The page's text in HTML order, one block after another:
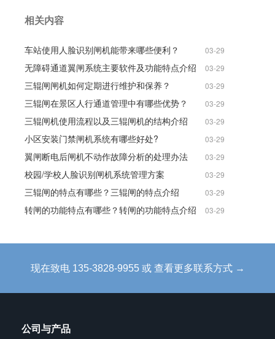
相关内容
车站使用人脸识别闸机能带来哪些便利？ 03-29
无障碍通道翼闸系统主要软件及功能特点介绍 03-29
三辊闸闸机如何定期进行维护和保养？ 03-29
三辊闸在景区人行通道管理中有哪些优势？ 03-29
三辊闸机使用流程以及三辊闸机的结构介绍 03-29
小区安装门禁闸机系统有哪些好处? 03-29
翼闸断电后闸机不动作故障分析的处理办法 03-29
校园/学校人脸识别闸机系统管理方案 03-29
三辊闸的特点有哪些？三辊闸的特点介绍 03-29
转闸的功能特点有哪些？转闸的功能特点介绍 03-29
现在致电 135-3828-9955 或 查看更多联系方式 →
公司与产品